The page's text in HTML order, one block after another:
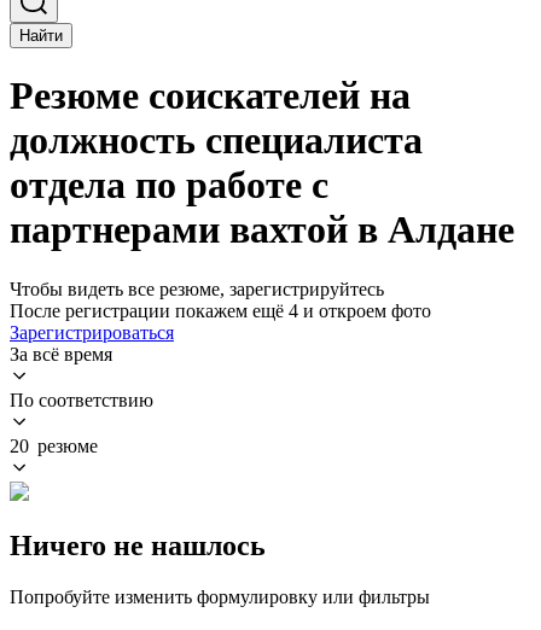
Найти
Резюме соискателей на
должность специалиста
отдела по работе с
партнерами вахтой в Алдане
Чтобы видеть все резюме, зарегистрируйтесь
После регистрации покажем ещё 4 и откроем фото
Зарегистрироваться
За всё время
По соответствию
20 резюме
Ничего не нашлось
Попробуйте изменить формулировку или фильтры